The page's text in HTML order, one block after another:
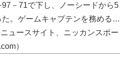
－71で下し、ノーシードから5
た。ゲームキャプテンを務める…
ュースサイト、ニッカンスポー
）